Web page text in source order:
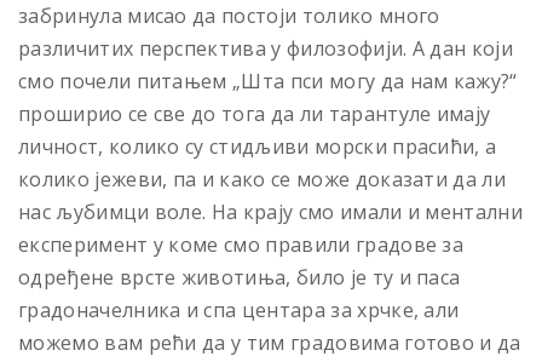
забринула мисао да постоји толико много
различитих перспектива у филозофији. А дан који
смо почели питањем „Шта пси могу да нам кажу?“
проширио се све до тога да ли тарантуле имају
личност, колико су стидљиви морски прасићи, а
колико јежеви, па и како се може доказати да ли
нас љубимци воле. На крају смо имали и ментални
експеримент у коме смо правили градове за
одређене врсте животиња, било је ту и паса
градоначелника и спа центара за хрчке, али
можемо вам рећи да у тим градовима готово и да